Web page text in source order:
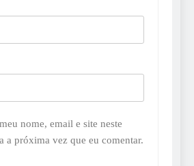
nome, email e site neste
a próxima vez que eu comentar.